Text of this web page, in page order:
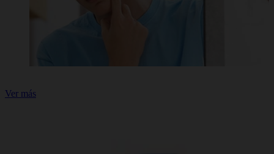
Ver más